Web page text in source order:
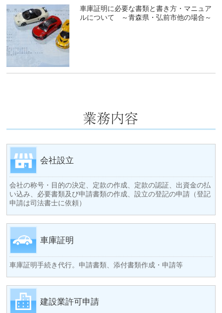
車庫証明に必要な書類と書き方・マニュア
ルについて ～青森県・弘前市他の場合～
会社設立
会社の称号・目的の決定、定款の作成、定款の認証、出資金の払
い込み、必要書類及び申請書類の作成、設立の登記の申請（登記
申請は司法書士に依頼）
車庫証明
車庫証明手続き代行。申請書類、添付書類作成・申請等
建設業許可申請